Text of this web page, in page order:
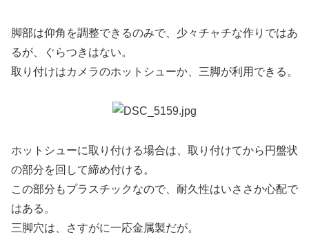
脚部は仰角を調整できるのみで、少々チャチな作りではあ
るが、ぐらつきはない。
取り付けはカメラのホットシューか、三脚が利用できる。
ホットシューに取り付ける場合は、取り付けてから円盤状
の部分を回して締め付ける。
この部分もプラスチックなので、耐久性はいささか心配で
はある。
三脚穴は、さすがに一応金属製だが。